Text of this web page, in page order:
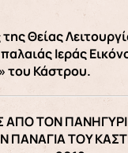
Θείας
Ιεράς
του Κάστρου.
ΤΟΝ
ΠΑΝΑΓΙΑ ΤΟΥ